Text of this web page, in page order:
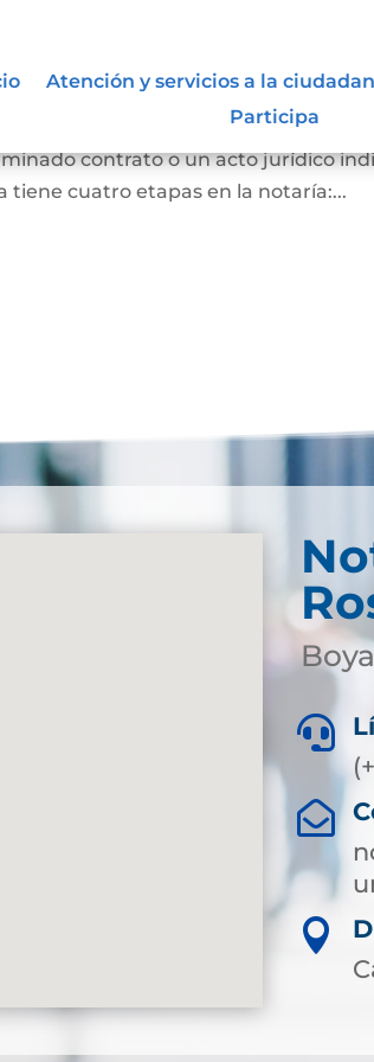
Atención y servicios a la
Participa
de voluntad de una o varias
contrato o un acto jurídico
tiene cuatro etapas en la notaría:...


